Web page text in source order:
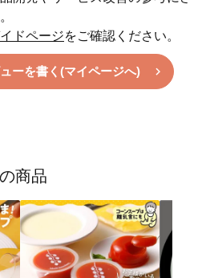
ドページをご確認ください。
ーを書く(マイページへ)
商品